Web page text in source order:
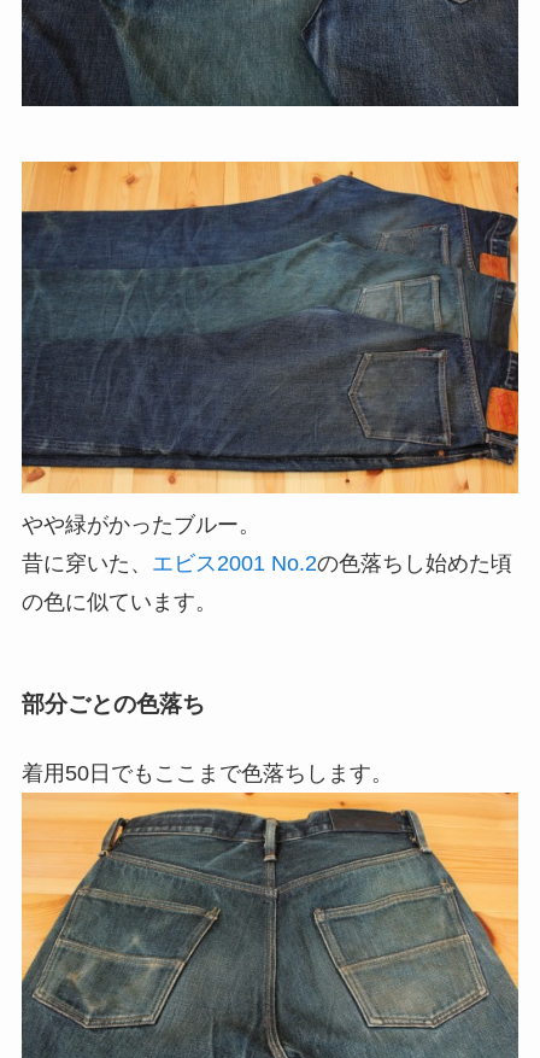
やや緑がかったブルー。
昔に穿いた、 エビス2001 No.2の色落ちし始めた頃
の色に似ています。
部分ごとの色落ち
着用50日でもここまで色落ちします。